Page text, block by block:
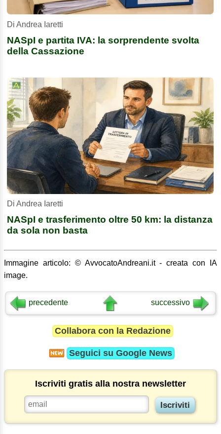
Di Andrea Iaretti
NASpI e partita IVA: la sorprendente svolta
della Cassazione
Di Andrea Iaretti
NASpI e trasferimento oltre 50 km: la distanza
da sola non basta
Immagine articolo: © AvvocatoAndreani.it - creata con IA
image.
precedente successivo
Collabora con la Redazione
Seguici su Google News
Iscriviti gratis alla nostra newsletter